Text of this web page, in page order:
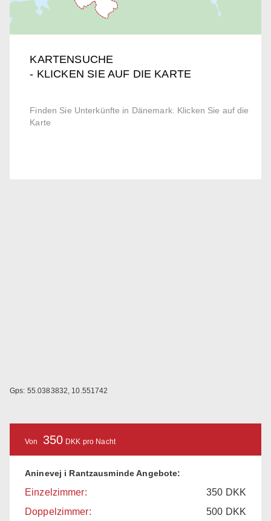
KARTENSUCHE
- KLICKEN SIE AUF DIE KARTE
Finden Sie Unterkünfte in Dänemark. Klicken Sie auf die
Karte
Gps: 55.0383832, 10.551742
Von 350 DKK pro Nacht
Aninevej i Rantzausminde Angebote:
Einzelzimmer: 350 DKK
Doppelzimmer:
500 DKK